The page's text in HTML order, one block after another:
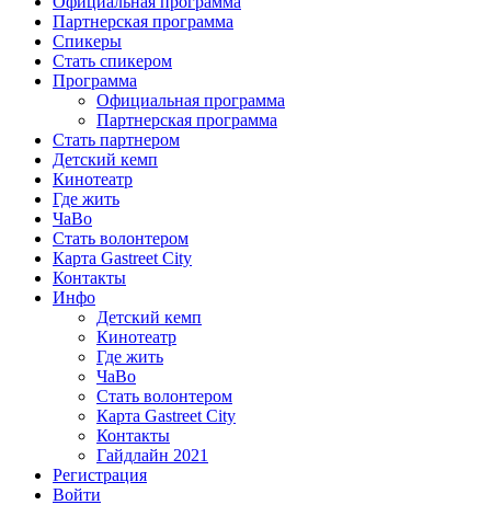
Партнерская программа
Спикеры
Стать спикером
Программа
Официальная программа
Партнерская программа
Стать партнером
Детский кемп
Кинотеатр
Где жить
ЧаВо
Стать волонтером
Карта Gastreet City
Контакты
Инфо
Детский кемп
Кинотеатр
Где жить
ЧаВо
Стать волонтером
Карта Gastreet City
Контакты
Гайдлайн 2021
Регистрация
Войти